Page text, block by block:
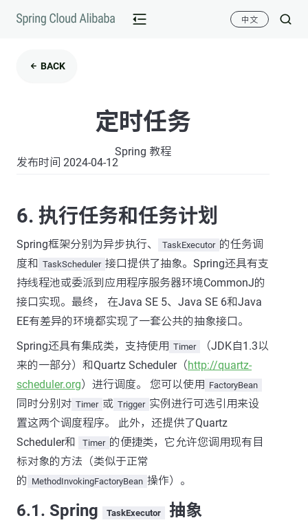
中文
BACK
定时任务
Spring 教程
发布时间 2024-04-12
6. 执行任务和任务计划
Spring框架分别为异步执行、 TaskExecutor 的任务调
度和 TaskScheduler 接口提供了抽象。Spring还具有支
持线程池或委派到应用程序服务器环境CommonJ的
接口实现。最终， 在Java SE 5、Java SE 6和Java
EE有差异的环境都实现了一套公共的抽象接口。
Spring还具有集成类，支持使用 Timer
（JDK自1.3以
来的一部分）和Quartz Scheduler（http://quartz-
scheduler.org）进行调度。 您可以使用 FactoryBean
同时分别对 Timer 或 Trigger 实例进行可选引用来设
置这两个调度程序。 此外，还提供了Quartz
Scheduler和
Timer 的便捷类，它允许您调用现有目
标对象的方法（类似于正常
的 MethodInvokingFactoryBean 操作）。
6.1. Spring TaskExecutor 抽象